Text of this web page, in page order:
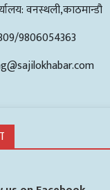
वनस्थली,काठमान्डौ
9806054363